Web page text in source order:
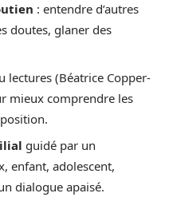
: entendre d’autres
doutes, glaner des
lectures (Béatrice Copper-
mieux comprendre les
guidé par un
enfant, adolescent,
dialogue apaisé.